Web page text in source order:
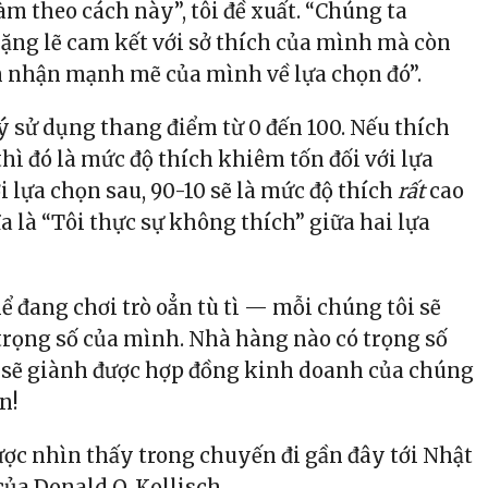
theo cách này”, tôi đề xuất. “Chúng ta
lẽ cam kết với sở thích của mình mà còn
mạnh mẽ của mình về lựa chọn đó”.
sử dụng thang điểm từ 0 đến 100. Nếu thích
đó là mức độ thích khiêm tốn đối với lựa
lựa chọn sau, 90-10 sẽ là mức độ thíchrấtcao
là “Tôi thực sự không thích” giữa hai lựa
đang chơi trò oẳn tù tì — mỗi chúng tôi sẽ
số của mình. Nhà hàng nào có trọng số
giành được hợp đồng kinh doanh của chúng
nhìn thấy trong chuyến đi gần đây tới Nhật